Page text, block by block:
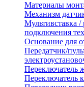
Материалы
Механизм
Мультивставка /
подключения
Основание для
Передатчик/
Переключатель
Переключатель